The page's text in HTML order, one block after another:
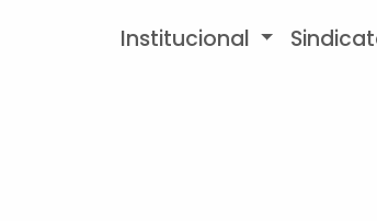
Institucional